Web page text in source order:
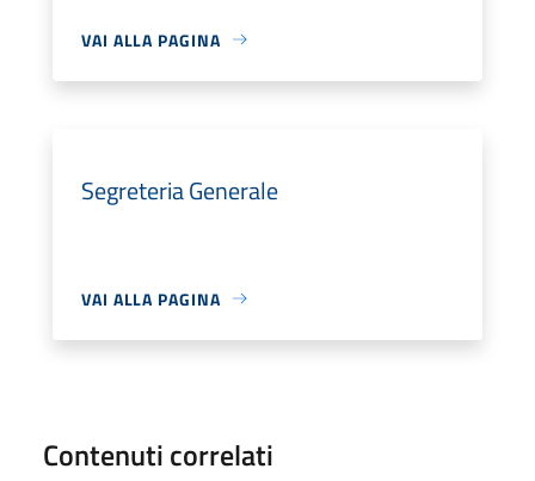
VAI ALLA PAGINA
Segreteria Generale
VAI ALLA PAGINA
Contenuti correlati